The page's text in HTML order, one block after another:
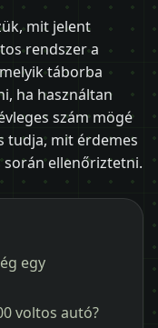
mit jelent
rendszer a
táborba
ha használtan
szám mögé
tudja, mit érdemes
ellenőriztetni.
egy
voltos autó?